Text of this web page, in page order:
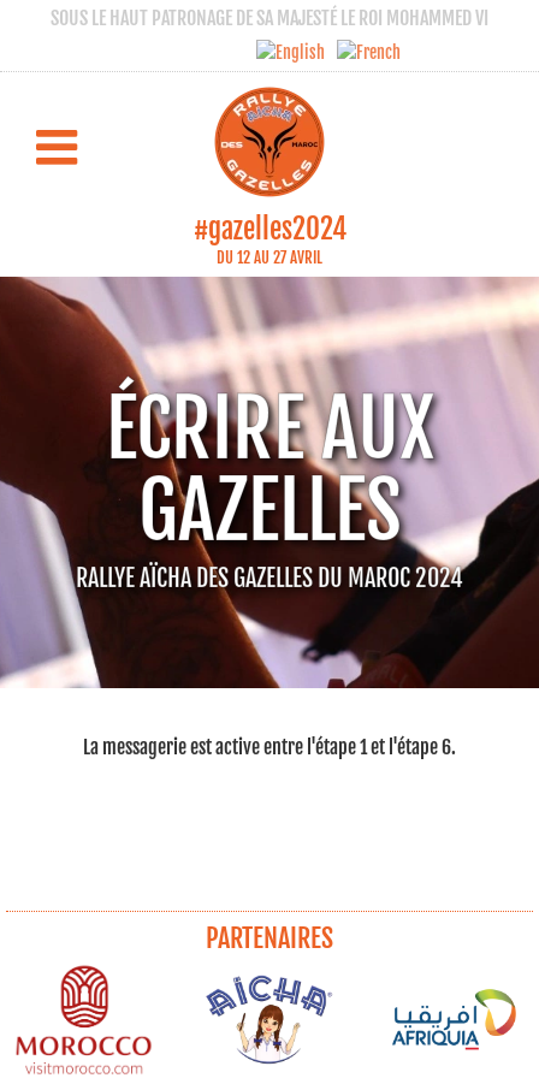
SOUS LE HAUT PATRONAGE DE SA MAJESTÉ LE ROI MOHAMMED VI
#gazelles2024
DU 12 AU 27 AVRIL
ÉCRIRE AUX
GAZELLES
RALLYE AÏCHA DES GAZELLES DU MAROC 2024
La messagerie est active entre l'étape 1 et l'étape 6.
PARTENAIRES